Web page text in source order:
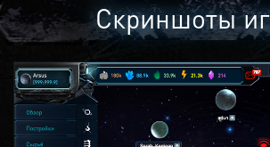
Скриншоты